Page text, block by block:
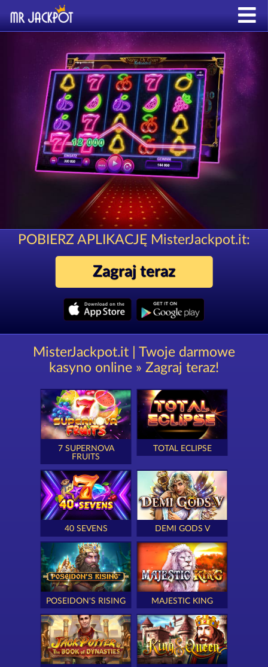
POBIERZ APLIKACJĘ MisterJackpot.it:
Zagraj teraz
MisterJackpot.it | Twoje darmowe
kasyno online » Zagraj teraz!
7 SUPERNOVA
FRUITS
TOTAL ECLIPSE
40 SEVENS DEMI GODS V
POSEIDON'S RISING MAJESTIC KING